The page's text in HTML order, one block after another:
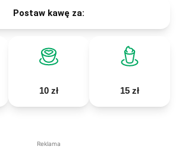
Postaw kawę za:
10 zł 15 zł
Reklama